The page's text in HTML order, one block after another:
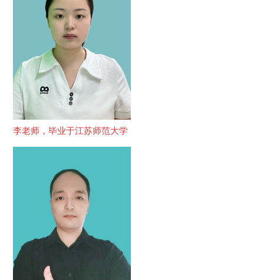
李老师，毕业于江苏师范大学